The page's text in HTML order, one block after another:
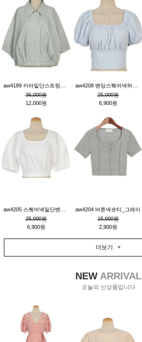
36,000원
12,000원
25,000원
6,900원
25,000원
6,900원
aw4204 버튼넥숏티_그레이
15,000원
2,900원
더보기 +
NEWARRIVAL
오늘의 신상품입니다